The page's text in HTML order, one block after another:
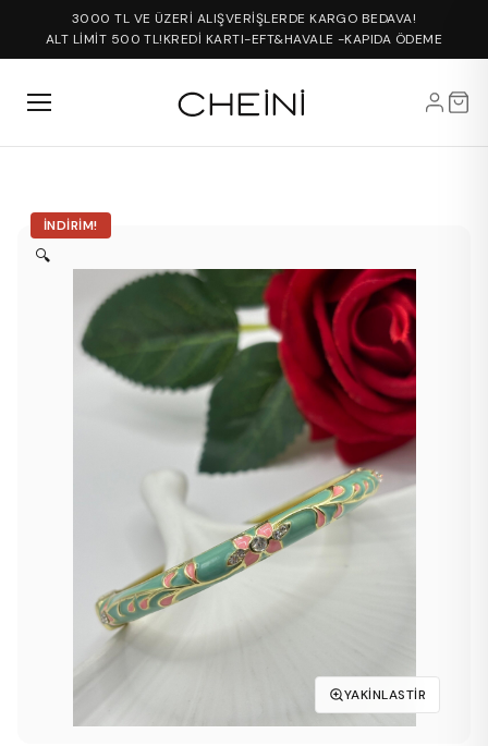
3000 TL VE ÜZERİ ALIŞVERİŞLERDE KARGO BEDAVA!
ALT LİMİT 500 TL!KREDİ KARTI-EFT&HAVALE -KAPIDA ÖDEME
İNDIRIM!
🔍
YAKINLASTIR